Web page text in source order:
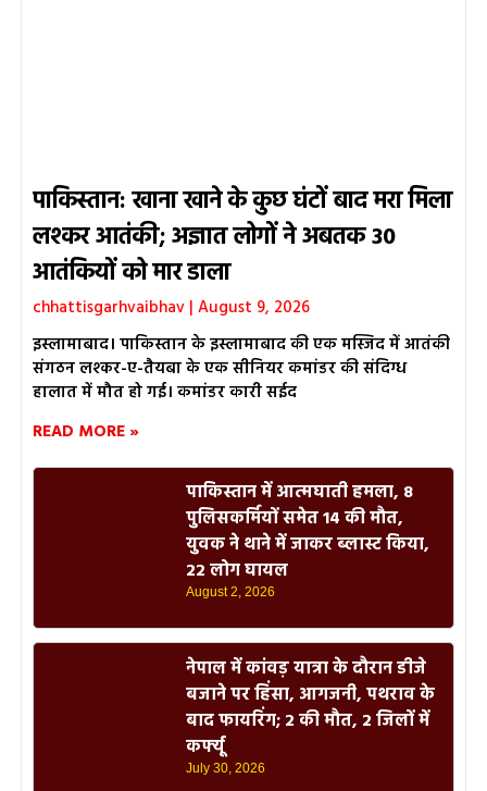
पाकिस्तान: खाना खाने के कुछ घंटों बाद मरा मिला
लश्कर आतंकी; अज्ञात लोगों ने अबतक 30
आतंकियों को मार डाला
chhattisgarhvaibhav August 9, 2026
इस्लामाबाद। पाकिस्तान के इस्लामाबाद की एक मस्जिद में आतंकी
संगठन लश्कर-ए-तैयबा के एक सीनियर कमांडर की संदिग्ध
हालात में मौत हो गई। कमांडर कारी सईद
READ MORE »
पाकिस्तान में आत्मघाती हमला, 8
पुलिसकर्मियों समेत 14 की मौत,
युवक ने थाने में जाकर ब्लास्ट किया,
22 लोग घायल
August 2, 2026
नेपाल में कांवड़ यात्रा के दौरान डीजे
बजाने पर हिंसा, आगजनी, पथराव के
बाद फायरिंग; 2 की मौत, 2 जिलों में
कर्फ्यू
July 30, 2026